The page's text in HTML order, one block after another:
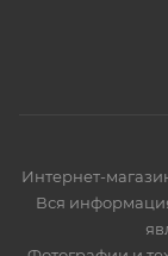
Интернет-
Вся